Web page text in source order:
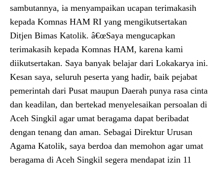
sambutannya, ia menyampaikan ucapan terimakasih
kepada Komnas HAM RI yang mengikutsertakan
Ditjen Bimas Katolik. â€œSaya mengucapkan
terimakasih kepada Komnas HAM, karena kami
diikutsertakan. Saya banyak belajar dari Lokakarya ini.
Kesan saya, seluruh peserta yang hadir, baik pejabat
pemerintah dari Pusat maupun Daerah punya rasa cinta
dan keadilan, dan bertekad menyelesaikan persoalan di
Aceh Singkil agar umat beragama dapat beribadat
dengan tenang dan aman. Sebagai Direktur Urusan
Agama Katolik, saya berdoa dan memohon agar umat
beragama di Aceh Singkil segera mendapat izin 11